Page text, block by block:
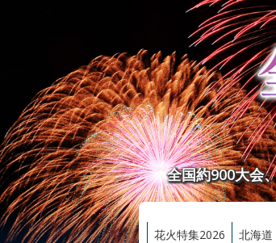
全国約900大会
花火特集2026 北海道